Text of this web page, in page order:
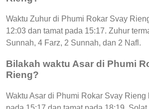
Waktu Zuhur di Phumi Rokar Svay
12:03 dan tamat pada 15:17. Zuhur
Sunnah, 4 Farz, 2 Sunnah, dan 2 Nafl.
Bilakah waktu Asar di Phumi
Rieng?
Waktu Asar di Phumi Rokar Svay Rieng